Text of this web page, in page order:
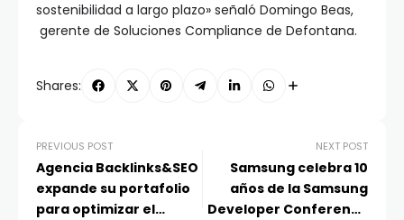
sostenibilidad a largo plazo» señaló Domingo Beas,
gerente de Soluciones Compliance de Defontana.
Shares:
PREVIOUS POST
Agencia Backlinks&SEO
expande su portafolio
para optimizar el
NEXT POST
Samsung celebra 10
años de la Samsung
Developer Conference